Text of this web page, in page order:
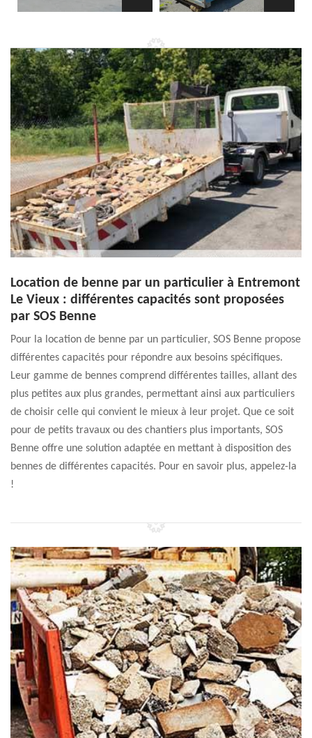
Location de benne par un particulier à Entremont
Le Vieux : différentes capacités sont proposées
par SOS Benne
Pour la location de benne par un particulier, SOS Benne propose
différentes capacités pour répondre aux besoins spécifiques.
Leur gamme de bennes comprend différentes tailles, allant des
plus petites aux plus grandes, permettant ainsi aux particuliers
de choisir celle qui convient le mieux à leur projet. Que ce soit
pour de petits travaux ou des chantiers plus importants, SOS
Benne offre une solution adaptée en mettant à disposition des
bennes de différentes capacités. Pour en savoir plus, appelez-la
!